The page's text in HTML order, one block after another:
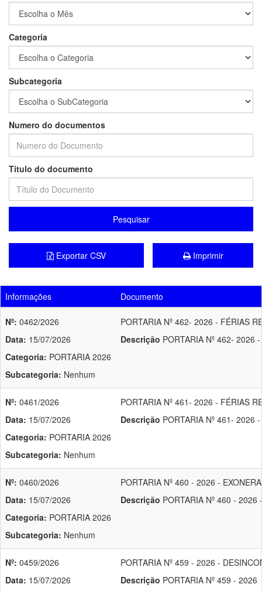
Categoria
Subcategoria
Numero do documentos
Título do documento
Pesquisar
Exportar CSV Imprimir
Informações Documento
Nº: 0462/2026
Data: 15/07/2026
Categoria: PORTARIA 2026
Subcategoria: Nenhum
PORTARIA Nº 462- 2026 - FÉRIAS
Descrição PORTARIA Nº 462- 2026
Nº: 0461/2026
Data: 15/07/2026
Categoria: PORTARIA 2026
Subcategoria: Nenhum
PORTARIA Nº 461- 2026 - FÉRIAS
Descrição PORTARIA Nº 461- 2026
Nº: 0460/2026
Data: 15/07/2026
Categoria: PORTARIA 2026
Subcategoria: Nenhum
PORTARIA Nº 460 - 2026 -
Descrição PORTARIA Nº 460 - 2026
Nº: 0459/2026
Data: 15/07/2026
PORTARIA Nº 459 - 2026 -
Descrição PORTARIA Nº 459 -